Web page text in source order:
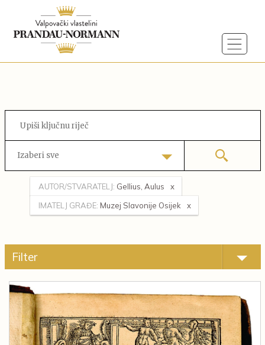
Izaberi sve
AUTOR/STVARATELJ: Gellius, Aulus
IMATELJ GRAĐE: Muzej Slavonije Osijek
Filter